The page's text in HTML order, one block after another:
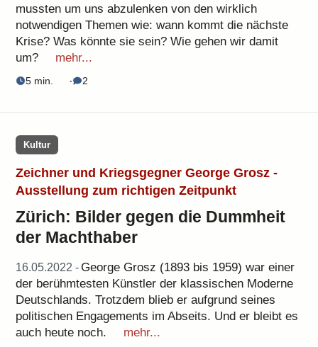
mussten um uns abzulenken von den wirklich
notwendigen Themen wie: wann kommt die nächste
Krise? Was könnte sie sein? Wie gehen wir damit
um?
mehr...
5 min. ‧ 2
Kultur
Zeichner und Kriegsgegner George Grosz -
Ausstellung zum richtigen Zeitpunkt
Zürich: Bilder gegen die Dummheit
der Machthaber
16.05.2022 -George Grosz (1893 bis 1959) war einer
der berühmtesten Künstler der klassischen Moderne
Deutschlands. Trotzdem blieb er aufgrund seines
politischen Engagements im Abseits. Und er bleibt es
auch heute noch.
mehr...